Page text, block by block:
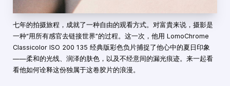
七年的拍摄旅程，成就了一种自由的观看方式。对富貴来说，摄影是
一种“用所有感官去链接世界”的过程。这一次，他用 LomoChrome
Classicolor ISO 200 135 经典版彩色负片捕捉了他心中的夏日印象
——柔和的光线、润泽的肤色，以及不经意间的漏光痕迹。来一起看
看他如何诠释这份独属于这卷胶片的浪漫。